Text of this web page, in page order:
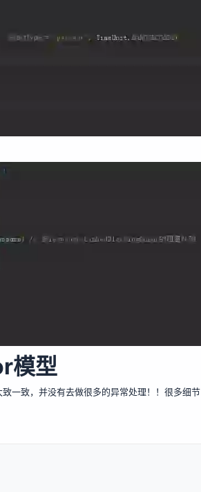
模型
一致，并没有去做很多的异常处理！！很多细节